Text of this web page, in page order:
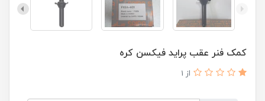
کمک فنر عقب پراید فیکسن کره
از 1